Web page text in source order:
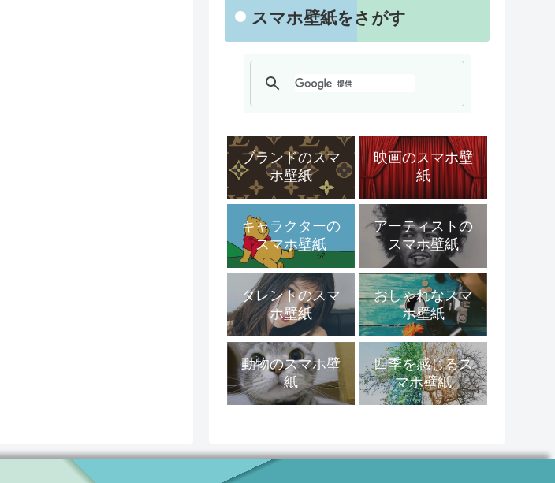
スマホ壁紙をさがす
ブランドのスマ
ホ壁紙
映画のスマホ壁
紙
キャラクターの
スマホ壁紙
アーティストの
スマホ壁紙
タレントのスマ
ホ壁紙
おしゃれなスマ
ホ壁紙
動物のスマホ壁
紙
四季を感じるス
マホ壁紙